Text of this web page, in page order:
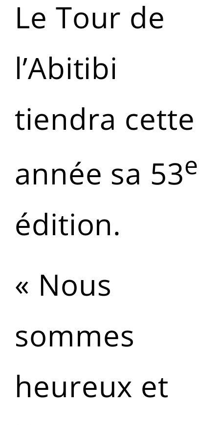
Le Tour de
l’Abitibi
tiendra cette
année sa 53e
édition.
« Nous
sommes
heureux et